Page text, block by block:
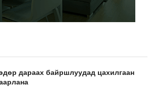
дараах байршлуудад цахилгаан